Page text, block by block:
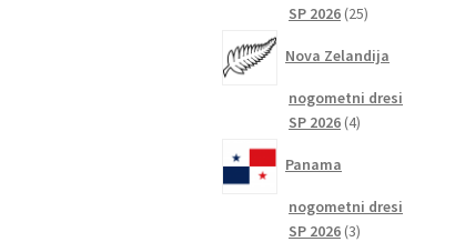
SP 2026 2525
Nova Zelandija
nogometni dresi
SP 2026 44
Panama
nogometni dresi
SP 2026 33